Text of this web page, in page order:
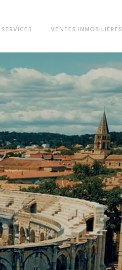
SERVICES VENTES IMMOBILIÈRES